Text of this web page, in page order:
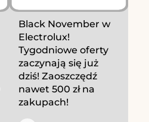
Black November w
Electrolux!
Tygodniowe oferty
zaczynają się już
dziś! Zaoszczędź
nawet 500 zł na
zakupach!